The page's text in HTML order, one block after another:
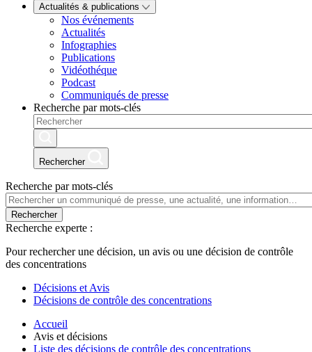
Actualités & publications
Nos événements
Actualités
Infographies
Publications
Vidéothéque
Podcast
Communiqués de presse
Recherche par mots-clés
Rechercher
Recherche par mots-clés
Rechercher
Recherche experte :
Pour rechercher une décision, un avis ou une décision de contrôle
des concentrations
Décisions et Avis
Décisions de contrôle des concentrations
Accueil
Avis et décisions
Liste des décisions de contrôle des concentrations